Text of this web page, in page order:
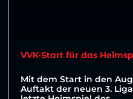
VVK-Start für das
Mit dem Start in den
Auftakt der neuen 3.